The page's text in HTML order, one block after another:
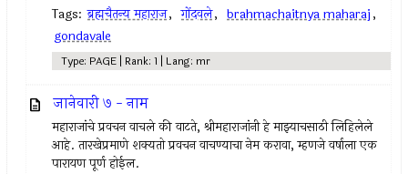
Tags: ब्रह्मचैतन्य महाराज, गोंदवले, brahmachaitnya maharaj,
gondavale
Type: PAGE | Rank: 1 | Lang: mr
जानेवारी ७ - नाम
महाराजांचे प्रवचन वाचले की वाटते, श्रीमहाराजांनी हे माझ्याचसाठी लिहिलेले
आहे. तारखेप्रमाणे शक्यतो प्रवचन वाचण्याचा नेम करावा, म्हणजे वर्षाला एक
पारायण पूर्ण होईल.